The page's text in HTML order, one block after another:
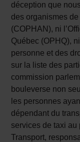
déception que
des organismes
(COPHAN), ni
Québec (OPHQ),
personne et des
sur la liste des
commission
bouleverse non
les personnes
dépendant du
services de taxi au
Transport,